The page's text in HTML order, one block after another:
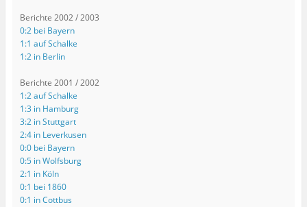
Berichte 2002 / 2003
0:2 bei Bayern
1:1 auf Schalke
1:2 in Berlin
Berichte 2001 / 2002
1:2 auf Schalke
1:3 in Hamburg
3:2 in Stuttgart
2:4 in Leverkusen
0:0 bei Bayern
0:5 in Wolfsburg
2:1 in Köln
0:1 bei 1860
0:1 in Cottbus